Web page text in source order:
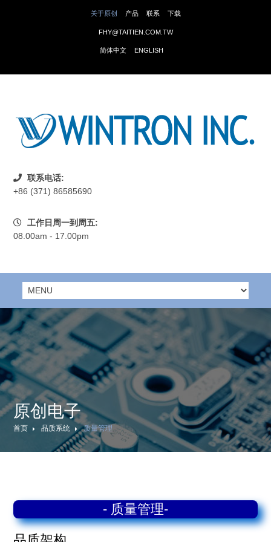
关于原创 产品 联系 下载
FHY@TAITIEN.COM.TW
简体中文 ENGLISH
联系电话:
+86 (371) 86585690
工作日周一到周五:
08.00am - 17.00pm
原创电子
首页 品质系统 质量管理
- 质量管理-